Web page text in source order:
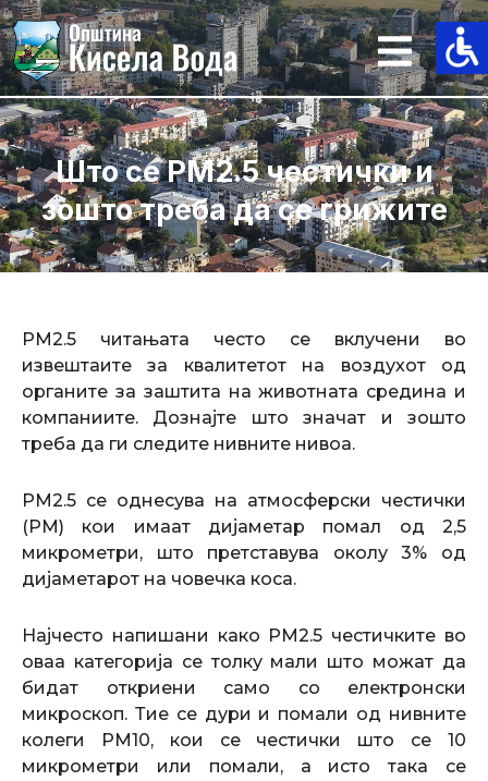
Skip
to
content
Што се PM2.5 честички и
зошто треба да се грижите
PM2.5 читањата често се вклучени во
извештаите за квалитетот на воздухот од
органите за заштита на животната средина и
компаниите. Дознајте што значат и зошто
треба да ги следите нивните нивоа.
PM2.5 се однесува на атмосферски честички
(PM) кои имаат дијаметар помал од 2,5
микрометри, што претставува околу 3% од
дијаметарот на човечка коса.
Најчесто напишани како PM2.5 честичките во
оваа категорија се толку мали што можат да
бидат откриени само со електронски
микроскоп. Тие се дури и помали од нивните
колеги PM10, кои се честички што се 10
микрометри или помали, а исто така се